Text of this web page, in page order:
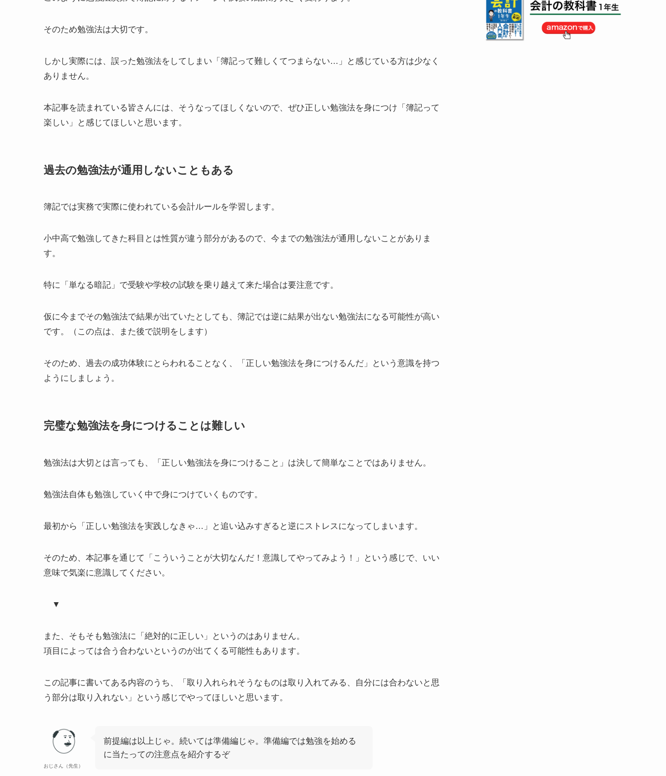
そのため勉強法は大切です。
しかし実際には、誤った勉強法をしてしまい「簿記って難しくてつまらない…」と感じている方は少なく
ありません。
本記事を読まれている皆さんには、そうなってほしくないので、ぜひ正しい勉強法を身につけ「簿記って
楽しい」と感じてほしい と思います。
過去の勉強法が通用しないこともある
簿記では実務で実際に使われている会計ルールを学習します。
小中高で勉強してきた科目とは性質が違う部分があるので、 今までの勉強法が通用しないことがありま
す。
特に「単なる暗記」で受験や学校の試験を乗り越えて来た場合は要注意です。
仮に今までその勉強法で結果が出ていたとしても、簿記では逆に結果が出ない勉強法になる可能性が高い
です。（この点は、また後で説明をします）
そのため、 過去の成功体験にとらわれることなく、「正しい勉強法を身につけるんだ」という意識を持つ
ようにしましょう。
完璧な勉強法を身につけることは難しい
勉強法は大切とは言っても、「正しい勉強法を身につけること」は決して簡単なことではありません。
勉強法自体も勉強していく中で身につけていく ものです。
最初から「正しい勉強法を実践しなきゃ…」と追い込みすぎると逆にストレスになってしまいます。
そのため、本記事を通じて「こういうことが大切なんだ！意識してやってみよう！」という感じで、いい
意味で気楽に意識してください。
▼
また、そもそも勉強法に「絶対的に正しい」というのはありません。
項目によっては合う合わないというのが出てくる可能性もあります。
この記事に書いてある内容のうち、「取り入れられそうなものは取り入れてみる、自分には合わないと思
う部分は取り入れない」という感じでやってほしいと思います。
おじさん（先生）
前提編は以上じゃ。続いては準備編じゃ。準備編では勉強を始める
に当たっての注意点を紹介するぞ